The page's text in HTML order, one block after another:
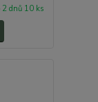
2 dnů 10 ks